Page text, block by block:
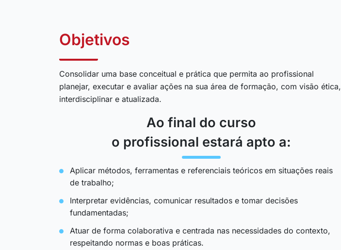
Objetivos
Consolidar uma base conceitual e prática que permita ao profissional
planejar, executar e avaliar ações na sua área de formação, com visão ética,
interdisciplinar e atualizada.
Ao final do curso
o profissional estará apto a:
Aplicar métodos, ferramentas e referenciais teóricos em situações reais
de trabalho;
Interpretar evidências, comunicar resultados e tomar decisões
fundamentadas;
Atuar de forma colaborativa e centrada nas necessidades do contexto,
respeitando normas e boas práticas.